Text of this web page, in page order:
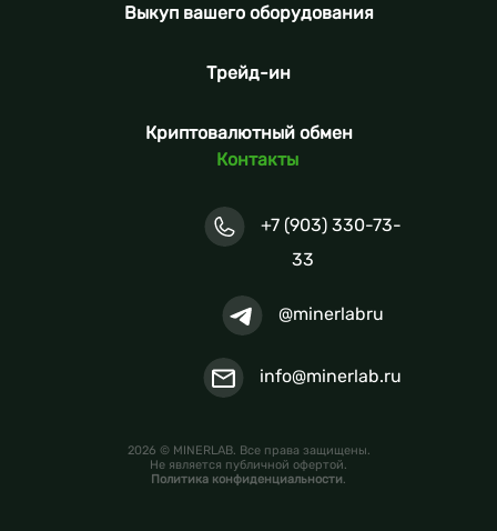
Выкуп вашего оборудования
Трейд-ин
Криптовалютный обмен
Контакты
+7 (903) 330-73-
33
@minerlabru
info@minerlab.ru
2026 © MINERLAB. Все права защищены.
Не является публичной офертой.
Политика конфиденциальности.